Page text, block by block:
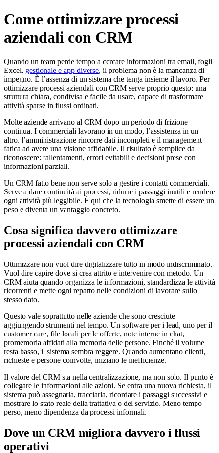
Skip
to
content
Come ottimizzare processi
aziendali con CRM
Quando un team perde tempo a cercare informazioni tra email, fogli
Excel, gestionale e app diverse, il problema non è la mancanza di
impegno. È l’assenza di un sistema che tenga insieme il lavoro. Per
ottimizzare processi aziendali con CRM serve proprio questo: una
struttura chiara, condivisa e facile da usare, capace di trasformare
attività sparse in flussi ordinati.
Molte aziende arrivano al CRM dopo un periodo di frizione
continua. I commerciali lavorano in un modo, l’assistenza in un
altro, l’amministrazione rincorre dati incompleti e il management
fatica ad avere una visione affidabile. Il risultato è semplice da
riconoscere: rallentamenti, errori evitabili e decisioni prese con
informazioni parziali.
Un CRM fatto bene non serve solo a gestire i contatti commerciali.
Serve a dare continuità ai processi, ridurre i passaggi inutili e rendere
ogni attività più leggibile. È qui che la tecnologia smette di essere un
peso e diventa un vantaggio concreto.
Cosa significa davvero ottimizzare
processi aziendali con CRM
Ottimizzare non vuol dire digitalizzare tutto in modo indiscriminato.
Vuol dire capire dove si crea attrito e intervenire con metodo. Un
CRM aiuta quando organizza le informazioni, standardizza le attività
ricorrenti e mette ogni reparto nelle condizioni di lavorare sullo
stesso dato.
Questo vale soprattutto nelle aziende che sono cresciute
aggiungendo strumenti nel tempo. Un software per i lead, uno per il
customer care, file locali per le offerte, note interne in chat,
promemoria affidati alla memoria delle persone. Finché il volume
resta basso, il sistema sembra reggere. Quando aumentano clienti,
richieste e persone coinvolte, iniziano le inefficienze.
Il valore del CRM sta nella centralizzazione, ma non solo. Il punto è
collegare le informazioni alle azioni. Se entra una nuova richiesta, il
sistema può assegnarla, tracciarla, ricordare i passaggi successivi e
mostrare lo stato reale della trattativa o del servizio. Meno tempo
perso, meno dipendenza da processi informali.
Dove un CRM migliora davvero i flussi
operativi